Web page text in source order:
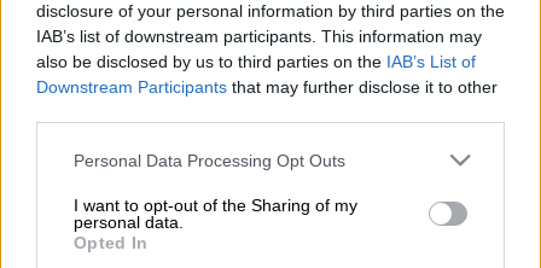
disclosure of your personal information by third parties on the
IAB’s list of downstream participants. This information may
also be disclosed by us to third parties on the IAB’s List of
Downstream Participants that may further disclose it to other
Please note that this website/app uses one or more Google
not limited to your visit or usage behaviour. You may click to
grant or deny consent to Google and its third-party tags to
use your data for below specified purposes in below Google
Personal Data Processing Opt Outs
I want to opt-out of the Sharing of my
personal data.
Opted In
Photo Credits: YouTube
Προσθέστε το ΕΘΝΟΣ στη Google